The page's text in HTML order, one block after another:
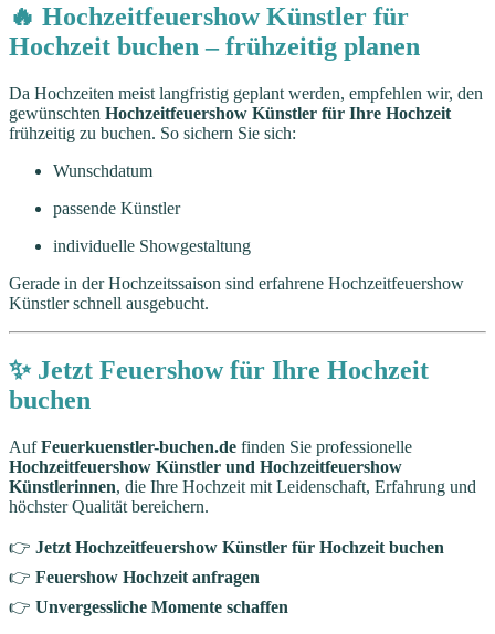
🔥 Hochzeitfeuershow Künstler für
Hochzeit buchen – frühzeitig planen
Da Hochzeiten meist langfristig geplant werden, empfehlen wir, den
gewünschten Hochzeitfeuershow Künstler für Ihre Hochzeit
frühzeitig zu buchen. So sichern Sie sich:
Wunschdatum
passende Künstler
individuelle Showgestaltung
Gerade in der Hochzeitssaison sind erfahrene Hochzeitfeuershow
Künstler schnell ausgebucht.
✨ Jetzt Feuershow für Ihre Hochzeit
buchen
AufFeuerkuenstler-buchen.de finden Sie professionelle
Hochzeitfeuershow Künstler und Hochzeitfeuershow
Künstlerinnen, die Ihre Hochzeit mit Leidenschaft, Erfahrung und
höchster Qualität bereichern.
👉 Jetzt Hochzeitfeuershow Künstler für Hochzeit buchen
👉 Feuershow Hochzeit anfragen
👉 Unvergessliche Momente schaffen